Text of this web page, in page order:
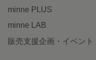
minne PLUS
minne LAB
販売支援企画・イベント